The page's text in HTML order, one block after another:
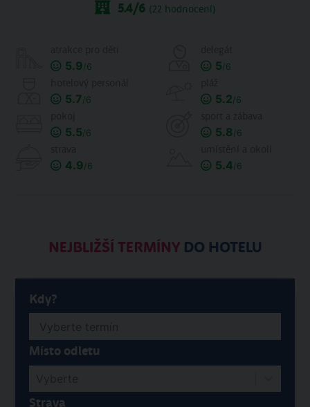
5.4/6 (22 hodnocení)
5.9/6 5/6
5.7/6 5.2/6
5.5/6 5.8/6
4.9/6 5.4/6
NEJBLIŽŠÍ TERMÍNYDO HOTELU
Kdy?
Místo odletu
Strava